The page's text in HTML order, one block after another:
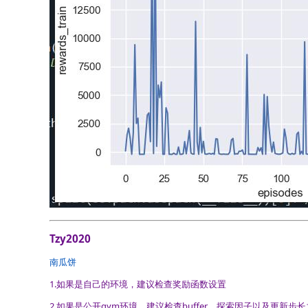
Tzy2020
南瓜饼
1.如果是自己的环境，建议检查奖励函数设置